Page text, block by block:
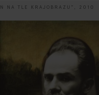
NA TLE KRAJOBRAZU", 2010